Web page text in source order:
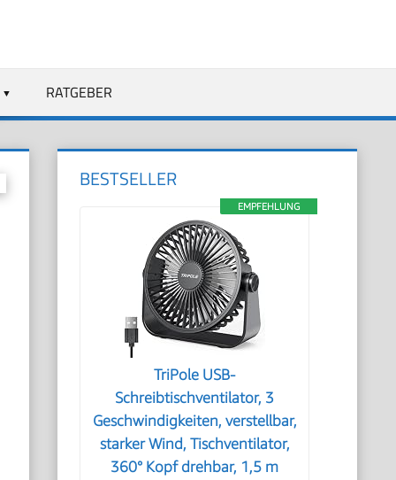
RATGEBER
BESTSELLER
EMPFEHLUNG
TriPole USB-
Schreibtischventilator, 3
Geschwindigkeiten, verstellbar,
starker Wind, Tischventilator,
360° Kopf drehbar, 1,5 m